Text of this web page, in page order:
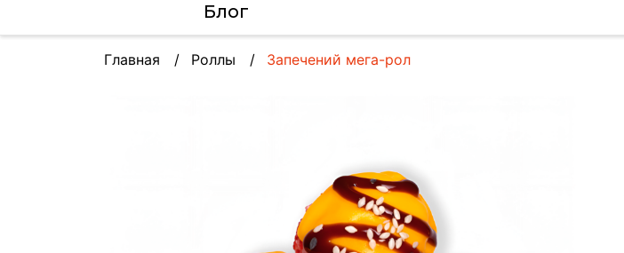
Блог
Главная Роллы Запечений мега-рол